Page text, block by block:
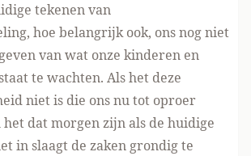
tekenen van
hoe belangrijk ook, ons nog niet
van wat onze kinderen en
te wachten. Als het deze
niet is die ons nu tot oproer
dat morgen zijn als de huidige
in slaagt de zaken grondig te